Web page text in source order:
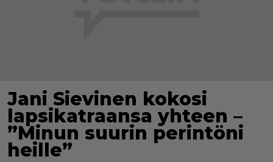
Jani Sievinen kokosi
lapsikatraansa yhteen –
”Minun suurin perintöni
heille”